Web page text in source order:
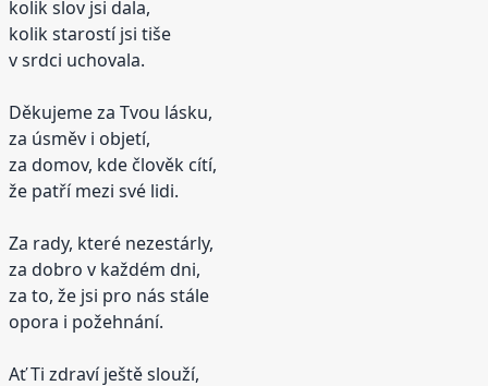
kolik slov jsi dala,
kolik starostí jsi tiše
v srdci uchovala.
Děkujeme za Tvou lásku,
za úsměv i objetí,
za domov, kde člověk cítí,
že patří mezi své lidi.
Za rady, které nezestárly,
za dobro v každém dni,
za to, že jsi pro nás stále
opora i požehnání.
Ať Ti zdraví ještě slouží,